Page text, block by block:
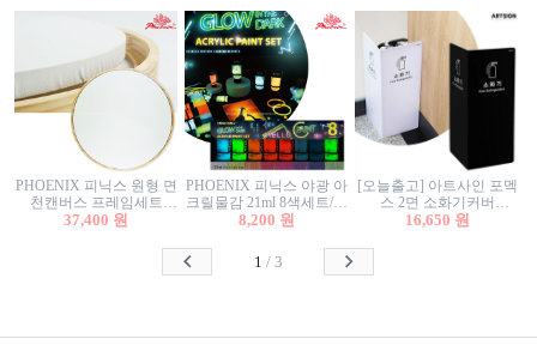
PHOENIX 피닉스 원형 면
천캔버스 프레임세트
40cm/원형캔버스/플로팅
37,400 원
PHOENIX 피닉스 야광 아
크릴물감 21ml 8색세트/야
광물감
8,200 원
[오늘출고] 아트사인 포멕
스 2면 소화기커버
1470/1471/소화기커버/소
함/소화기거치대/소화기
16,650 원
1 / 3